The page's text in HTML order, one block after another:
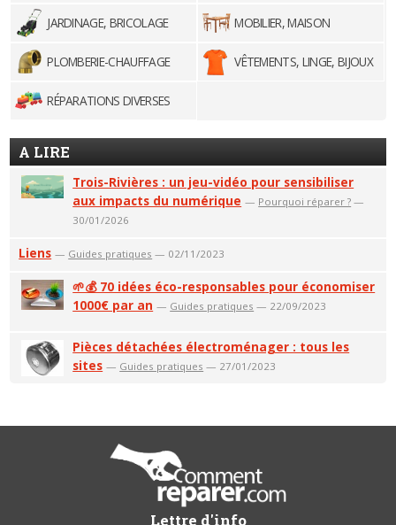
JARDINAGE, BRICOLAGE
MOBILIER, MAISON
PLOMBERIE-CHAUFFAGE VÊTEMENTS, LINGE, BIJOUX
RÉPARATIONS DIVERSES
A LIRE
Trois-Rivières : un jeu-vidéo pour sensibiliser
aux impacts du numérique — Pourquoi réparer ? —
30/01/2026
Liens — Guides pratiques — 02/11/2023
🌱💰 70 idées éco-responsables pour économiser
1000€ par an — Guides pratiques — 22/09/2023
Pièces détachées électroménager : tous les
sites — Guides pratiques — 27/01/2023
Lettre d'info